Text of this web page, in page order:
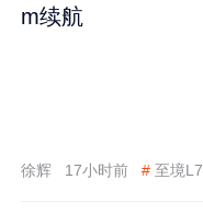
m续航
徐辉 17小时前 # 至境L7